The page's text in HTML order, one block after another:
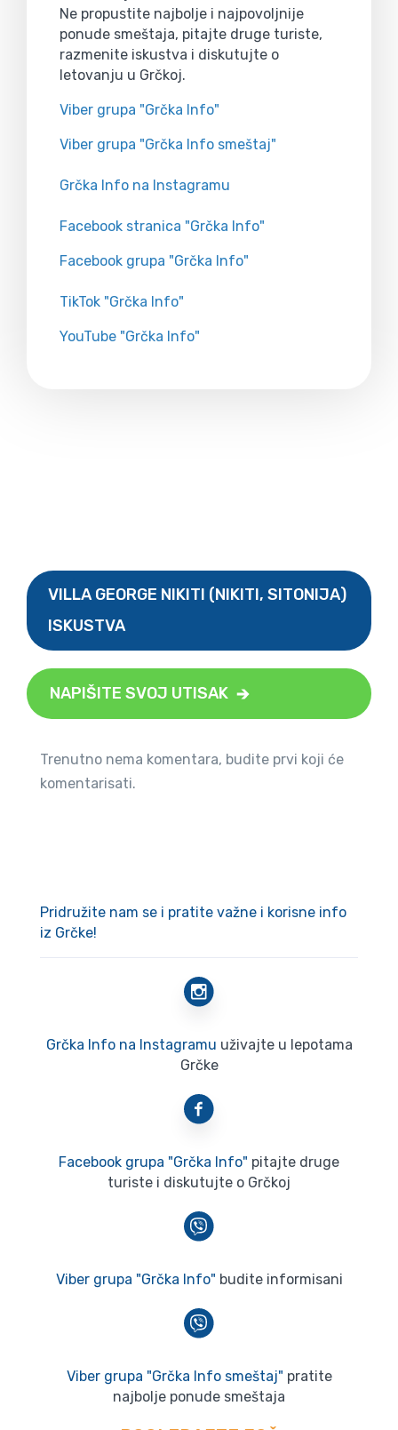
Ne propustite najbolje i najpovoljnije
ponude smeštaja, pitajte druge turiste,
razmenite iskustva i diskutujte o
letovanju u Grčkoj.
Viber grupa "Grčka Info"
Viber grupa "Grčka Info smeštaj"
Grčka Info na Instagramu
Facebook stranica "Grčka Info"
Facebook grupa "Grčka Info"
TikTok "Grčka Info"
YouTube "Grčka Info"
VILLA GEORGE NIKITI (NIKITI, SITONIJA)
ISKUSTVA
NAPIŠITE SVOJ UTISAK
Trenutno nema komentara, budite prvi koji će
komentarisati.
Pridružite nam se i pratite važne i korisne info
iz Grčke!
Grčka Info na Instagramu uživajte u lepotama
Grčke
Facebook grupa "Grčka Info" pitajte druge
turiste i diskutujte o Grčkoj
Viber grupa "Grčka Info" budite informisani
Viber grupa "Grčka Info smeštaj" pratite
najbolje ponude smeštaja